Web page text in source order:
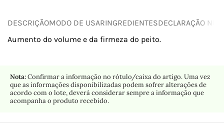
DESCRIÇÃOMODO DE USARINGREDIENTESDECLARAÇÃO
Aumento do volume e da firmeza do peito.
Nota:Confirmar a informação no rótulo/caixa do artigo. Uma vez
que as informações disponibilizadas podem sofrer alterações de
acordo com o lote, deverá considerar sempre a informação que
acompanha o produto recebido.